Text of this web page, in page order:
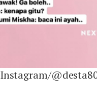
Instagram/